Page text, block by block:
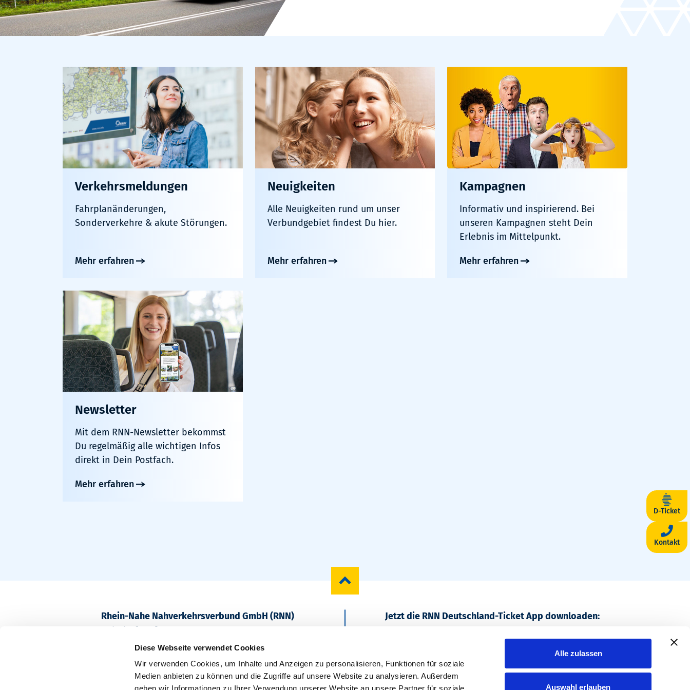
Diese Webseite verwendet Cookies
Wir verwenden Cookies, um Inhalte und Anzeigen zu personalisieren, Funktionen für soziale
Medien anbieten zu können und die Zugriffe auf unsere Website zu analysieren. Außerdem
Alle zulassen
Auswahl erlauben
D-Ticket
Kontakt
Verkehrsmeldungen
Fahrplanänderungen,
Sonderverkehre & akute Störungen.
Mehr erfahren
Neuigkeiten
Alle Neuigkeiten rund um unser
Verbundgebiet findest Du hier.
Mehr erfahren
Kampagnen
Informativ und inspirierend. Bei
unseren Kampagnen steht Dein
Erlebnis im Mittelpunkt.
Mehr erfahren
Newsletter
Mit dem RNN-Newsletter bekommst
Du regelmäßig alle wichtigen Infos
direkt in Dein Postfach.
Mehr erfahren
Rhein-Nahe Nahverkehrsverbund GmbH (RNN)
Bahnhofstraße 2
55218 Ingelheim am Rhein
Postfach 1611
55209 Ingelheim am Rhein
Jetzt die RNN Deutschland-Ticket App downloaden: